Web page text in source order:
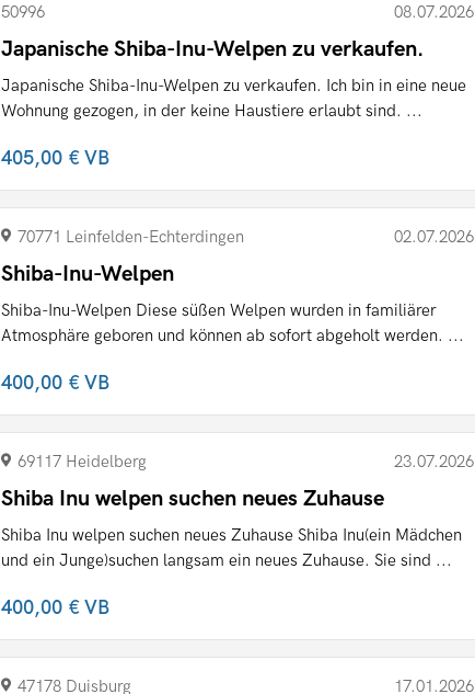
50996 08.07.2026
Japanische Shiba-Inu-Welpen zu verkaufen.
Japanische Shiba-Inu-Welpen zu verkaufen. Ich bin in eine neue
Wohnung gezogen, in der keine Haustiere erlaubt sind. ...
405,00 €VB
70771 Leinfelden-Echterdingen 02.07.2026
Shiba-Inu-Welpen
Shiba-Inu-Welpen Diese süßen Welpen wurden in familiärer
Atmosphäre geboren und können ab sofort abgeholt werden. ...
400,00 €VB
69117 Heidelberg 23.07.2026
Shiba Inu welpen suchen neues Zuhause
Shiba Inu welpen suchen neues Zuhause Shiba Inu(ein Mädchen
und ein Junge)suchen langsam ein neues Zuhause. Sie sind ...
400,00 €VB
47178 Duisburg 17.01.2026